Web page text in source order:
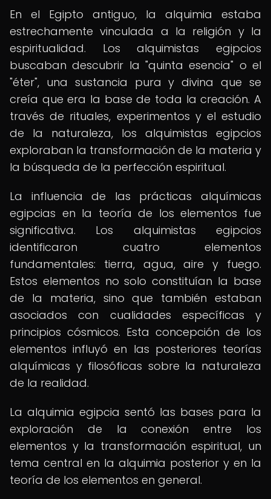
En el Egipto antiguo, la alquimia estaba
estrechamente vinculada a la religión y la
espiritualidad. Los alquimistas egipcios
buscaban descubrir la "quinta esencia" o el
"éter", una sustancia pura y divina que se
creía que era la base de toda la creación. A
través de rituales, experimentos y el estudio
de la naturaleza, los alquimistas egipcios
exploraban la transformación de la materia y
la búsqueda de la perfección espiritual.
La influencia de las prácticas alquímicas
egipcias en la teoría de los elementos fue
significativa. Los alquimistas egipcios
identificaron cuatro elementos
fundamentales: tierra, agua, aire y fuego.
Estos elementos no solo constituían la base
de la materia, sino que también estaban
asociados con cualidades específicas y
principios cósmicos. Esta concepción de los
elementos influyó en las posteriores teorías
alquímicas y filosóficas sobre la naturaleza
de la realidad.
La alquimia egipcia sentó las bases para la
exploración de la conexión entre los
elementos y la transformación espiritual, un
tema central en la alquimia posterior y en la
teoría de los elementos en general.